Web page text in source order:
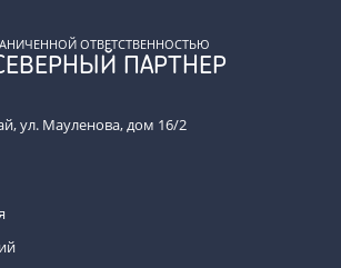
ОТВЕТСТВЕННОСТЬЮ
ПАРТНЕР
ул. Мауленова, дом 16/2